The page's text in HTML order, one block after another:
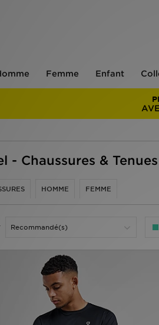
Femme Enfant
- Chaussures &
HOMME FEMME